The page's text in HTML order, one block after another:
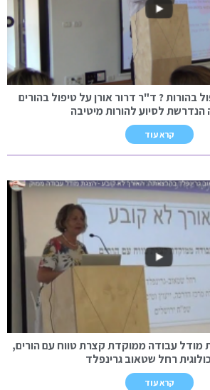
בהורות ? ד"ר דרור אורן על טיפול בהורים
לסיוע להורות מיטיבה
קרא עוד
מודל עבודה ממוקדת קצרת טווח עם הורים,
רחל שטאוב גרינפלד
קרא עוד